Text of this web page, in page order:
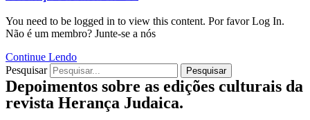
You need to be logged in to view this content. Por favor Log In.
Não é um membro? Junte-se a nós
Continue Lendo
Pesquisar
Pesquisar
Depoimentos sobre as edições culturais da
revista Herança Judaica.